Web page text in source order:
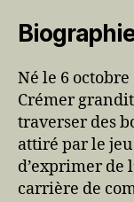
Né le 6
Crémer
traverser des
attiré par le
d’exprimer de
carrière de